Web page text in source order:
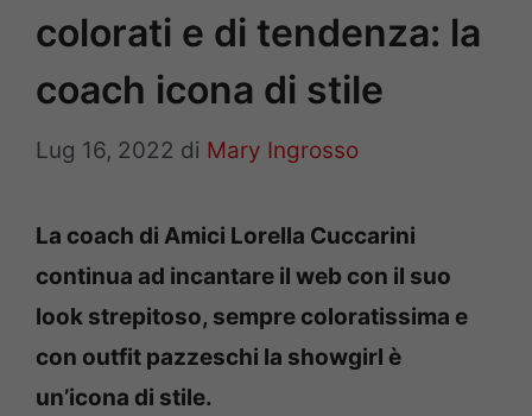
colorati e di tendenza: la
coach icona di stile
Lug 16, 2022 di Mary Ingrosso
La coach di Amici Lorella Cuccarini
continua ad incantare il web con il suo
look strepitoso, sempre coloratissima e
con outfit pazzeschi la showgirl è
un’icona di stile.